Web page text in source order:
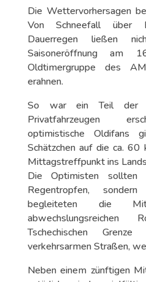
Die Wettervorhersagen
Von Schneefall über
Dauerregen ließen
Saisoneröffnung
Oldtimergruppe des
erahnen.
So war ein Teil der
Privatfahrzeugen
optimistische Oldifans
Schätzchen auf die ca.
Mittagstreffpunkt ins
Die Optimisten sollten
Regentropfen,
begleiteten die
Tschechischen Grenze
verkehrsarmen Straßen,
Neben einem zünftigen